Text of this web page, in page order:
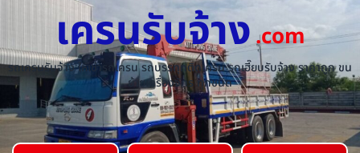
เครนรับจ้าง.com
รถเครนรับจ้าง ให้เช่ารถเครน รถบรรทุกติดเครน รถเฮี๊ยบรับจ้าง ราคาถูก ขน
ย้ายเครื่องจักร ทุกชนิด